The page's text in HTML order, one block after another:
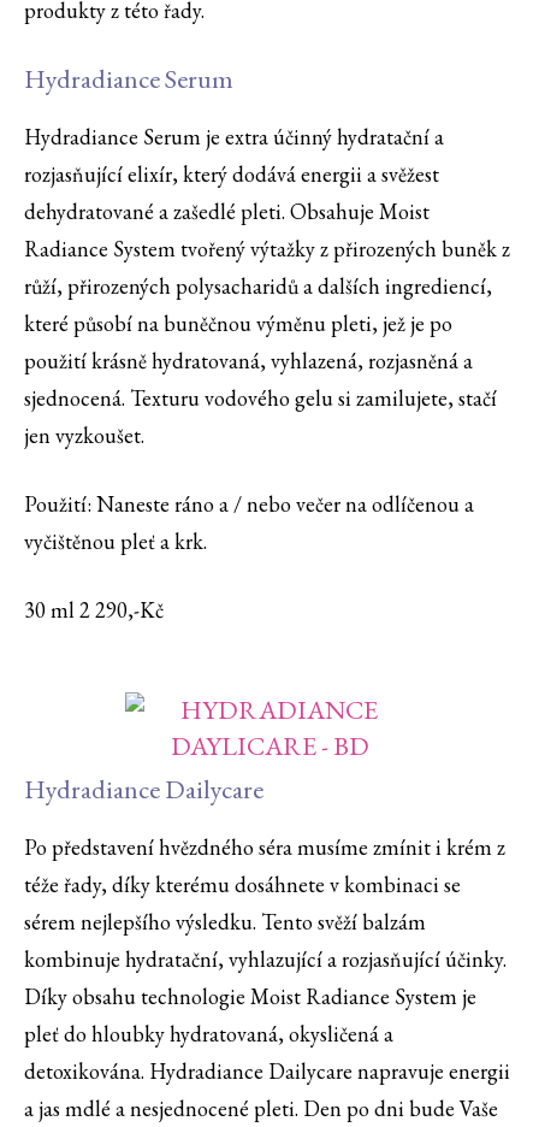
produkty z této řady.
Hydradiance Serum
Hydradiance Serum je extra účinný hydratační a
rozjasňující elixír, který dodává energii a svěžest
dehydratované a zašedlé pleti. Obsahuje Moist
Radiance System tvořený výtažky z přirozených buněk z
růží, přirozených polysacharidů a dalších ingrediencí,
které působí na buněčnou výměnu pleti, jež je po
použití krásně hydratovaná, vyhlazená, rozjasněná a
sjednocená. Texturu vodového gelu si zamilujete, stačí
jen vyzkoušet.
Použití: Naneste ráno a / nebo večer na odlíčenou a
vyčištěnou pleť a krk.
30 ml 2 290,-Kč
Hydradiance Dailycare
Po představení hvězdného séra musíme zmínit i krém z
téže řady, díky kterému dosáhnete v kombinaci se
sérem nejlepšího výsledku. Tento svěží balzám
kombinuje hydratační, vyhlazující a rozjasňující účinky.
Díky obsahu technologie Moist Radiance System je
pleť do hloubky hydratovaná, okysličená a
detoxikována. Hydradiance Dailycare napravuje energii
a jas mdlé a nesjednocené pleti. Den po dni bude Vaše